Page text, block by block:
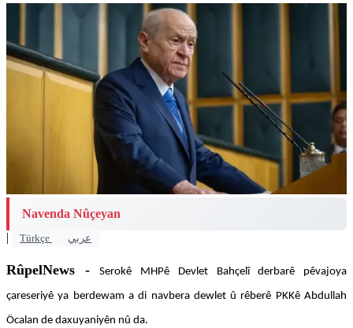
Navenda Nûçeyan
|
Türkçe عربي
RûpelNews - Serokê MHPê Devlet Bahçelî derbarê pêvajoya
çareseriyê ya berdewam a di navbera dewlet û rêberê PKKê Abdullah
Öcalan de daxuyaniyên nû da.